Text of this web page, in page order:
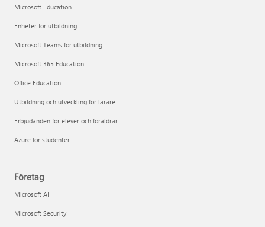
Microsoft Education
Enheter för utbildning
Microsoft Teams för utbildning
Microsoft 365 Education
Office Education
Utbildning och utveckling för lärare
Erbjudanden för elever och föräldrar
Azure för studenter
Företag
Microsoft AI
Microsoft Security